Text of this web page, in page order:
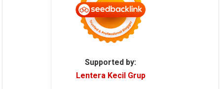
Supported by:
Lentera Kecil Grup